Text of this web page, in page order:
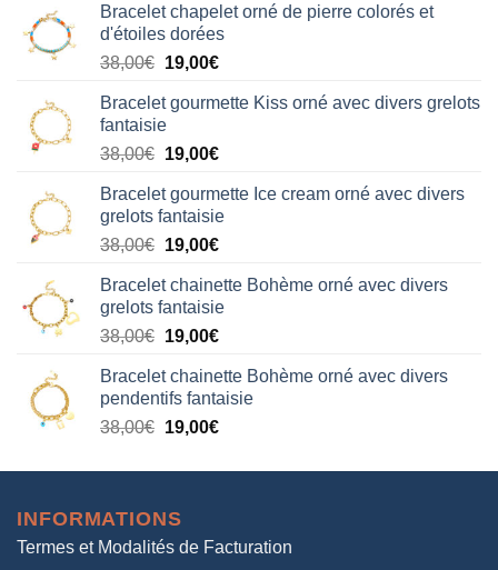
Bracelet chapelet orné de pierre colorés et
d'étoiles dorées
38,00€ Le
initial
était :
38,00€.
19,00€Le
actuel
19,00€.
Bracelet gourmette Kiss orné avec divers grelots
fantaisie
38,00€ Le
initial
était :
38,00€.
19,00€Le
actuel
est :
19,00€.
Bracelet gourmette Ice cream orné avec divers
grelots fantaisie
38,00€ Le
initial
était :
38,00€.
19,00€Le
actuel
est :
19,00€.
Bracelet chainette Bohème orné avec divers
grelots fantaisie
38,00€ Le
initial
était :
38,00€.
19,00€Le
actuel
est :
19,00€.
Bracelet chainette Bohème orné avec divers
pendentifs fantaisie
38,00€ Le
initial
38,00€.
19,00€Le
actuel
INFORMATIONS
Termes et Modalités de Facturation